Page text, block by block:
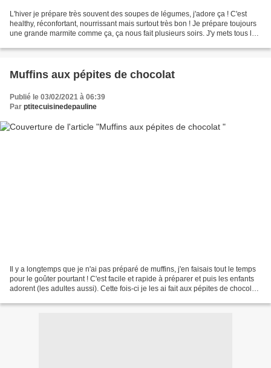
L'hiver je prépare très souvent des soupes de légumes, j'adore ça ! C'est
healthy, réconfortant, nourrissant mais surtout très bon ! Je prépare toujours
une grande marmite comme ça, ça nous fait plusieurs soirs. J'y mets tous les
Muffins aux pépites de chocolat
Publié le 03/02/2021 à 06:39
Par ptitecuisinedepauline
Il y a longtemps que je n'ai pas préparé de muffins, j'en faisais tout le temps
pour le goûter pourtant ! C'est facile et rapide à préparer et puis les enfants
adorent (les adultes aussi). Cette fois-ci je les ai fait aux pépites de chocolat